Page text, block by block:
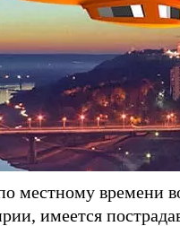
местному времени
имеется